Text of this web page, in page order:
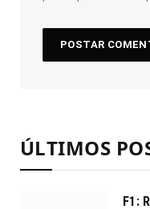
ÚLTIMOS
F1: